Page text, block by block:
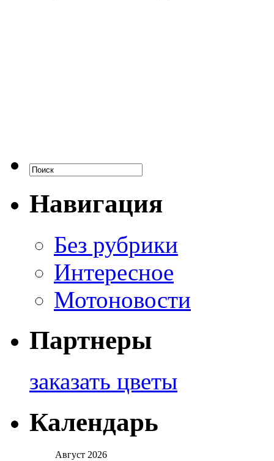
Навигация
Без рубрики
Интересное
Мотоновости
Партнеры
заказать цветы
Календарь
Август 2026